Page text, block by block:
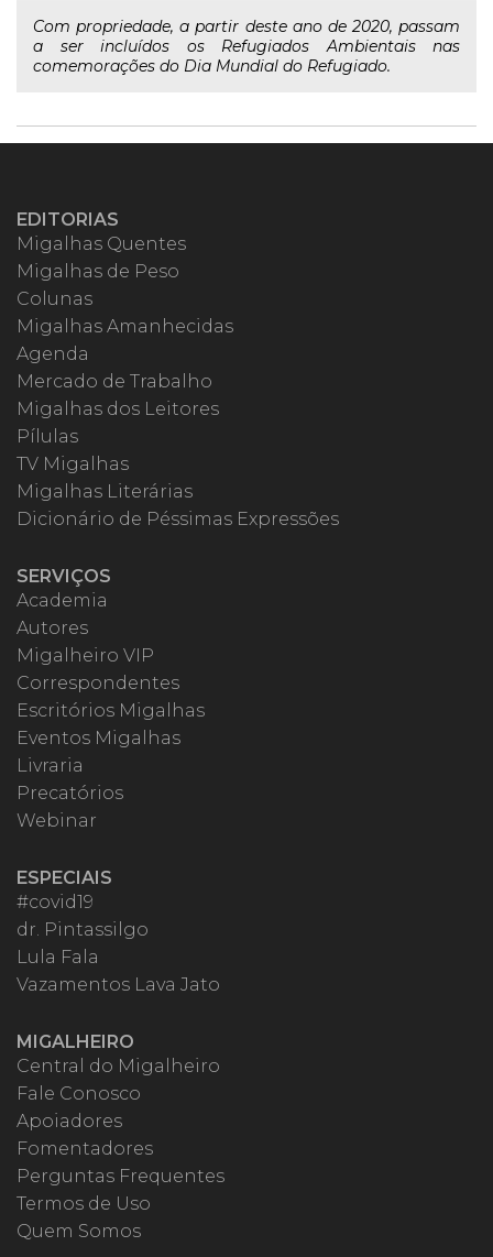
Com propriedade, a partir deste ano de 2020, passam
a ser incluídos os Refugiados Ambientais nas
comemorações do Dia Mundial do Refugiado.
EDITORIAS
Migalhas Quentes
Migalhas de Peso
Colunas
Migalhas Amanhecidas
Agenda
Mercado de Trabalho
Migalhas dos Leitores
Pílulas
TV Migalhas
Migalhas Literárias
Dicionário de Péssimas Expressões
SERVIÇOS
Academia
Autores
Migalheiro VIP
Correspondentes
Escritórios Migalhas
Eventos Migalhas
Livraria
Precatórios
Webinar
ESPECIAIS
#covid19
dr. Pintassilgo
Lula Fala
Vazamentos Lava Jato
MIGALHEIRO
Central do Migalheiro
Fale Conosco
Apoiadores
Fomentadores
Perguntas Frequentes
Termos de Uso
Quem Somos